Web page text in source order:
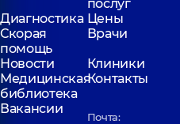
послуг
Диагностика Цены
Скорая
помощь
Врачи
Новости
Клиники
Медицинская
библиотека
Контакты
Вакансии
Почта: